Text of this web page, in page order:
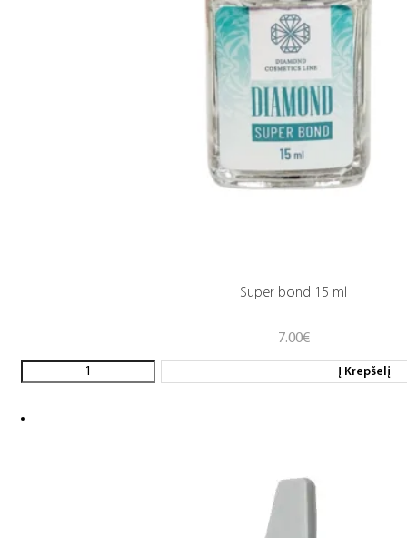
Super bond 15 ml
7.00€
Į Krepšelį